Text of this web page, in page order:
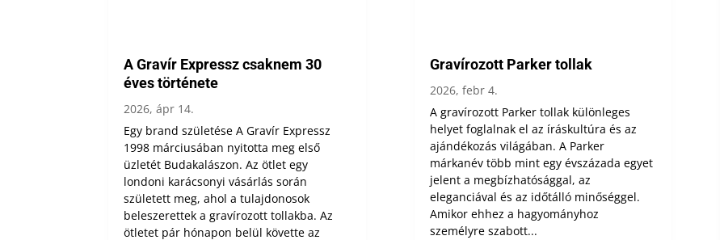
A Gravír Expressz csaknem 30
éves története
2026, ápr 14.
Egy brand születése A Gravír Expressz
1998 márciusában nyitotta meg első
üzletét Budakalászon. Az ötlet egy
londoni karácsonyi vásárlás során
született meg, ahol a tulajdonosok
beleszerettek a gravírozott tollakba. Az
ötletet pár hónapon belül követte az
Gravírozott Parker tollak
2026, febr 4.
A gravírozott Parker tollak különleges
helyet foglalnak el az íráskultúra és az
ajándékozás világában. A Parker
márkanév több mint egy évszázada egyet
jelent a megbízhatósággal, az
eleganciával és az időtálló minőséggel.
Amikor ehhez a hagyományhoz
személyre szabott...